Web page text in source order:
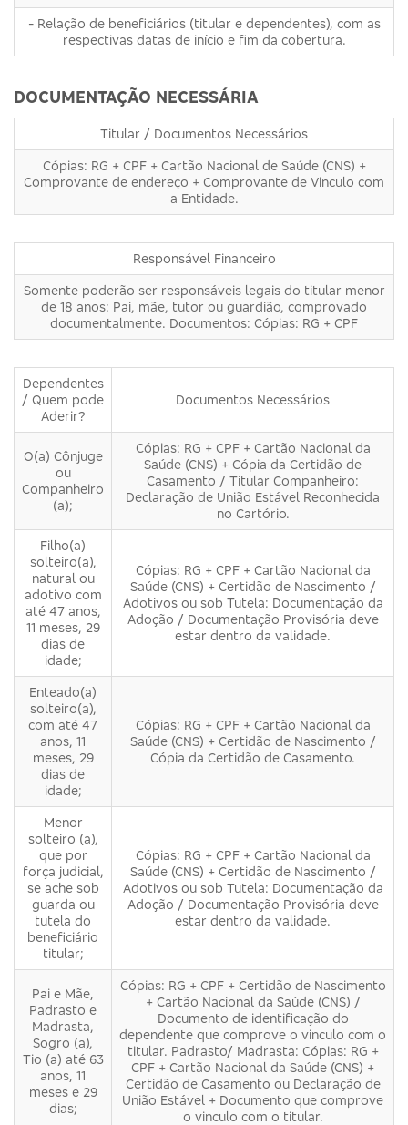
- Relação de beneficiários (titular e dependentes), com as
respectivas datas de início e fim da cobertura.
DOCUMENTAÇÃO NECESSÁRIA
Titular / Documentos Necessários
Cópias: RG + CPF + Cartão Nacional de Saúde (CNS) +
Comprovante de endereço + Comprovante de Vinculo com
a Entidade.
Responsável Financeiro
Somente poderão ser responsáveis legais do titular menor
de 18 anos: Pai, mãe, tutor ou guardião, comprovado
documentalmente. Documentos: Cópias: RG + CPF
Dependentes
/ Quem pode
Aderir?
Documentos Necessários
O(a) Cônjuge
ou
Companheiro
(a);
Cópias: RG + CPF + Cartão Nacional da
Saúde (CNS) + Cópia da Certidão de
Casamento / Titular Companheiro:
Declaração de União Estável Reconhecida
no Cartório.
Filho(a)
solteiro(a),
natural ou
adotivo com
até 47 anos,
11 meses, 29
dias de
idade;
Cópias: RG + CPF + Cartão Nacional da
Saúde (CNS) + Certidão de Nascimento /
Adotivos ou sob Tutela: Documentação da
Adoção / Documentação Provisória deve
estar dentro da validade.
Enteado(a)
solteiro(a),
com até 47
anos, 11
meses, 29
dias de
idade;
Cópias: RG + CPF + Cartão Nacional da
Saúde (CNS) + Certidão de Nascimento /
Cópia da Certidão de Casamento.
Menor
solteiro (a),
que por
força judicial,
se ache sob
guarda ou
tutela do
beneficiário
titular;
Cópias: RG + CPF + Cartão Nacional da
Saúde (CNS) + Certidão de Nascimento /
Adotivos ou sob Tutela: Documentação da
Adoção / Documentação Provisória deve
estar dentro da validade.
Pai e Mãe,
Padrasto e
Madrasta,
Sogro (a),
Tio (a) até 63
anos, 11
meses e 29
dias;
Cópias: RG + CPF + Certidão de Nascimento
+ Cartão Nacional da Saúde (CNS) /
Documento de identificação do
dependente que comprove o vinculo com o
titular. Padrasto/ Madrasta: Cópias: RG +
CPF + Cartão Nacional da Saúde (CNS) +
Certidão de Casamento ou Declaração de
União Estável + Documento que comprove
o vinculo com o titular.